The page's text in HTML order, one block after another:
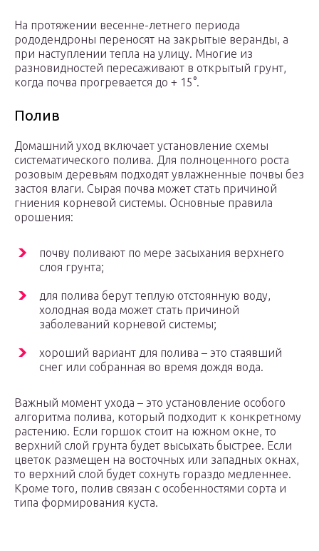
На протяжении весенне-летнего периода
рододендроны переносят на закрытые веранды, а
при наступлении тепла на улицу. Многие из
разновидностей пересаживают в открытый грунт,
когда почва прогревается до + 15°.
Полив
Домашний уход включает установление схемы
систематического полива. Для полноценного роста
розовым деревьям подходят увлажненные почвы без
застоя влаги. Сырая почва может стать причиной
гниения корневой системы. Основные правила
орошения:
почву поливают по мере засыхания верхнего
слоя грунта;
для полива берут теплую отстоянную воду,
холодная вода может стать причиной
заболеваний корневой системы;
хороший вариант для полива – это стаявший
снег или собранная во время дождя вода.
Важный момент ухода – это установление особого
алгоритма полива, который подходит к конкретному
растению. Если горшок стоит на южном окне, то
верхний слой грунта будет высыхать быстрее. Если
цветок размещен на восточных или западных окнах,
то верхний слой будет сохнуть гораздо медленнее.
Кроме того, полив связан с особенностями сорта и
типа формирования куста.